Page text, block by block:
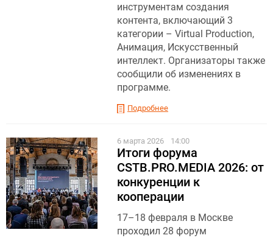
инструментам создания
контента, включающий 3
категории – Virtual Production,
Анимация, Искусственный
интеллект. Организаторы также
сообщили об изменениях в
программе.
Подробнее
6 марта 2026 14:00
Итоги форума
CSTB.PRO.MEDIA 2026: от
конкуренции к
кооперации
17–18 февраля в Москве
проходил 28 форум